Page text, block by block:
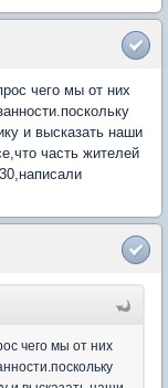
чего мы от них
и высказать наши
часть жителей
чего мы от них